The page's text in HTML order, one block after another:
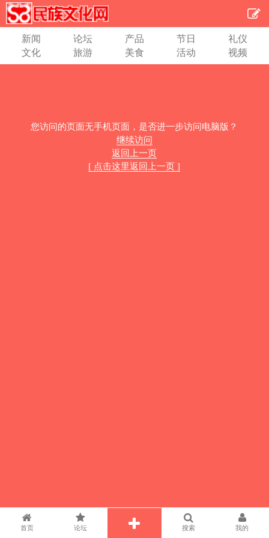
新闻 论坛 产品 节日
礼仪
文化
旅游 美食 活动 视频
您访问的页面无手机页面，是否进一步访问电脑版？
继续访问
返回上一页
[ 点击这里返回上一页 ]
首页 论坛 搜索 我的